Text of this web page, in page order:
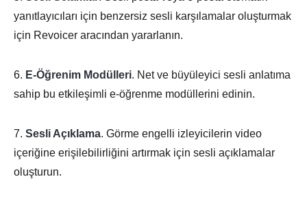
yanıtlayıcıları için benzersiz sesli karşılamalar oluşturmak
için Revoicer aracından yararlanın.
6. E-Öğrenim Modülleri. Net ve büyüleyici sesli anlatıma
sahip bu etkileşimli e-öğrenme modüllerini edinin.
7. Sesli Açıklama. Görme engelli izleyicilerin video
içeriğine erişilebilirliğini artırmak için sesli açıklamalar
oluşturun.